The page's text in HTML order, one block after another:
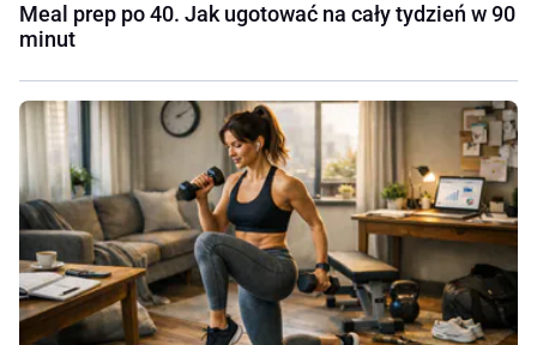
Meal prep po 40. Jak ugotować na cały tydzień w 90
minut